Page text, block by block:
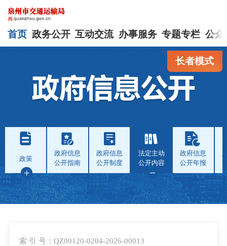
首页 政务公开 互动交流 办事服务 专题专栏 公众
长者模式
政策
政府信息
公开指南
政府信息
公开制度
法定主动
公开内容
政府信息
公开年报
索 引 号：QZ00120-0204-2026-00013